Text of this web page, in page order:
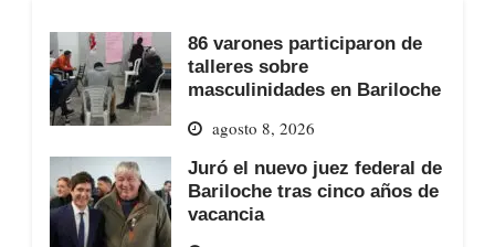
86 varones participaron de
talleres sobre
masculinidades en Bariloche
agosto 8, 2026
Juró el nuevo juez federal de
Bariloche tras cinco años de
vacancia